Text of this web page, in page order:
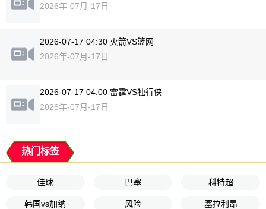
2026年-07月-17日
2026-07-17 04:30 火箭VS篮网
2026年-07月-17日
2026-07-17 04:00 雷霆VS独行侠
2026年-07月-17日
热门标签
佳球 巴塞 科特超
韩国vs加纳 风险 塞拉利昂